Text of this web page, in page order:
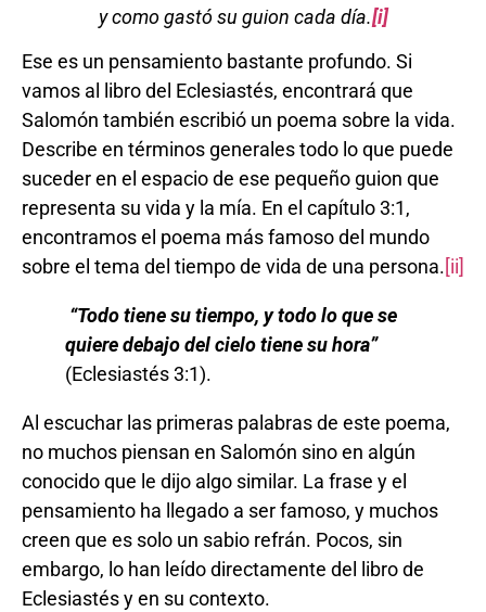
y como gastó su guion cada día.[i]
Ese es un pensamiento bastante profundo. Si
vamos al libro del Eclesiastés, encontrará que
Salomón también escribió un poema sobre la vida.
Describe en términos generales todo lo que puede
suceder en el espacio de ese pequeño guion que
representa su vida y la mía. En el capítulo 3:1,
encontramos el poema más famoso del mundo
sobre el tema del tiempo de vida de una persona.[ii]
“Todo tiene su tiempo, y todo lo que se
quiere debajo del cielo tiene su hora”
(Eclesiastés 3:1).
Al escuchar las primeras palabras de este poema,
no muchos piensan en Salomón sino en algún
conocido que le dijo algo similar. La frase y el
pensamiento ha llegado a ser famoso, y muchos
creen que es solo un sabio refrán. Pocos, sin
embargo, lo han leído directamente del libro de
Eclesiastés y en su contexto.